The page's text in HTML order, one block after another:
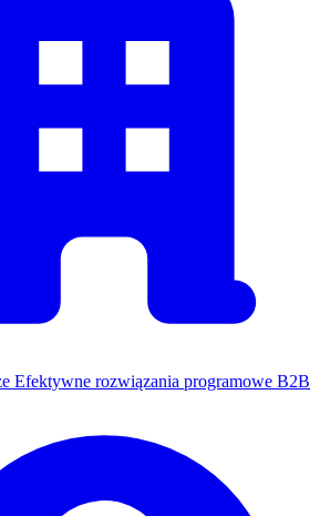
Efektywne rozwiązania programowe B2B